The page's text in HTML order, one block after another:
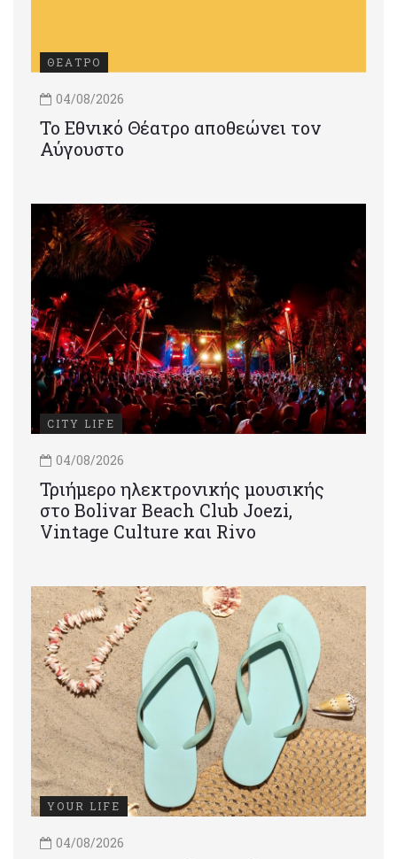
ΘΕΑΤΡΟ
04/08/2026
Το Εθνικό Θέατρο αποθεώνει τον
Αύγουστο
CITY LIFE
04/08/2026
Τριήμερο ηλεκτρονικής μουσικής
στο Bolivar Beach Club Joezi,
Vintage Culture και Rivo
YOUR LIFE
04/08/2026